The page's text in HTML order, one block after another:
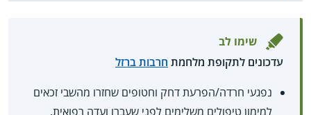
שימו לב
עדכונים לתקופת מלחמת חרבות ברזל
נפגעי חרדה/הפרעת דחק וחטופים שחזרו מהשבי זכאים
למימון טיפולים משלימים לפני שעברו ועדה רפואית.